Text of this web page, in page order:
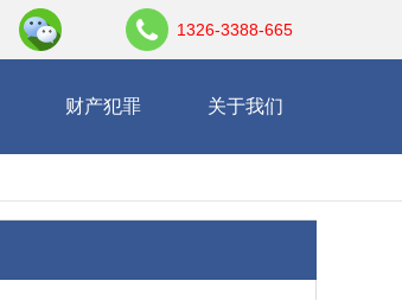
1326-3388-665
财产犯罪 关于我们